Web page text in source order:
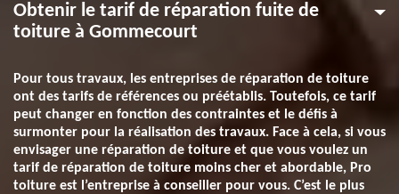
Obtenir le tarif de réparation fuite de
toiture à Gommecourt
Pour tous travaux, les entreprises de réparation de toiture
ont des tarifs de références ou préétablis. Toutefois, ce tarif
peut changer en fonction des contraintes et le défis à
surmonter pour la réalisation des travaux. Face à cela, si vous
envisager une réparation de toiture et que vous voulez un
tarif de réparation de toiture moins cher et abordable, Pro
toiture est l’entreprise à conseiller pour vous. C’est le plus